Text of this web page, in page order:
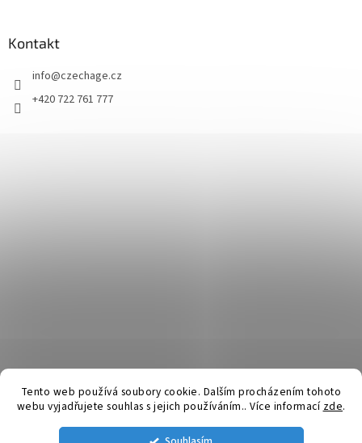
Tento web používá soubory cookie. Dalším procházením tohoto
webu vyjadřujete souhlas s jejich používáním.. Více informací zde.
Kontakt
info@czechage.cz
+420 722 761 777